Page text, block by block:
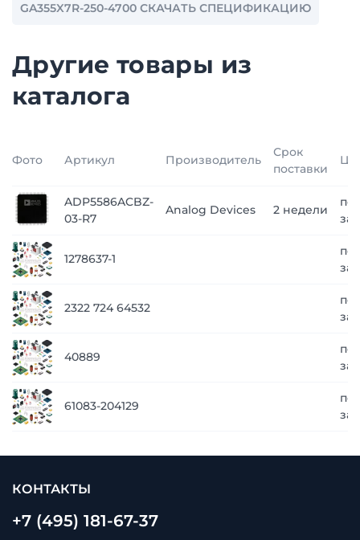
GA355X7R-250-4700 СКАЧАТЬ СПЕЦИФИКАЦИЮ
Другие товары из
каталога
Фото Артикул Производитель
Срок
поставки
ADP5586ACBZ-
03-R7
Analog Devices 2 недели
по
1278637-1
по
2322 724 64532
по
40889
по
61083-204129
по
КОНТАКТЫ
+7 (495) 181-67-37